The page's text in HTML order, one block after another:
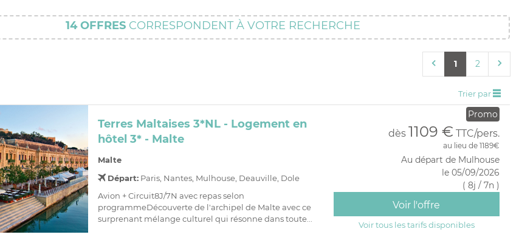
TOP CLUBS MALINS
COLLECTION
DÉCOUVERTE
AUTOTOUR
14 OFFRESCORRESPONDENT À VOTRE RECHERCHE
1 2
Trier par
Terres Maltaises 3*NL - Logement en
hôtel 3* - Malte
Malte
Départ:Paris, Nantes, Mulhouse, Deauville, Dole
Avion + Circuit8J/7N avec repas selon
programmeDécouverte de l'archipel de Malte avec ce
surprenant mélange culturel qui résonne dans toute...
Promo
dès 1109 € TTC/pers.
au lieu de 1189€
Au départ de Mulhouse
le 05/09/2026
( 8j / 7n )
Voir l'offre
Voir tous les tarifs disponibles